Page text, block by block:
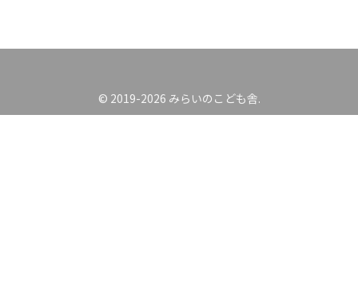
© 2019-2026 みらいのこども舎.